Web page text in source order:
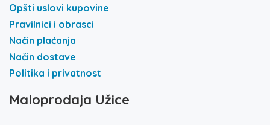
Opšti uslovi kupovine
Pravilnici i obrasci
Način plaćanja
Način dostave
Politika i privatnost
Maloprodaja Užice